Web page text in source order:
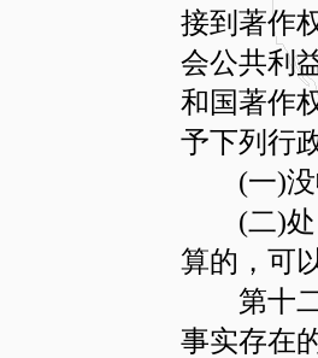
接到著作
会公共利
和国著作
予下列行
(一)没
(二)处以
算的，可
第十二
事实存在